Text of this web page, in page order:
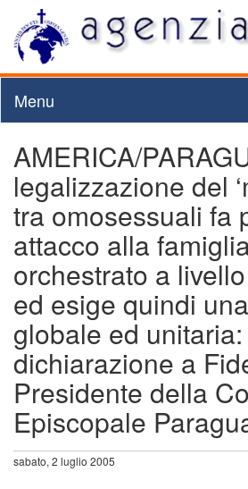
Menu
AMERICA/
legalizzazione del
tra omosessuali fa
attacco alla
orchestrato a
ed esige quindi
globale ed unitaria:
dichiarazione a
Presidente della
Episcopale
sabato, 2 luglio 2005